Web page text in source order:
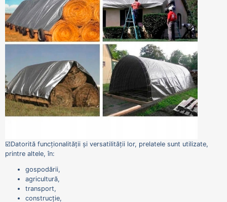
☑️Datorită funcționalității și versatilității lor, prelatele sunt utilizate,
printre altele, în:
gospodării,
agricultură,
transport,
construcție,